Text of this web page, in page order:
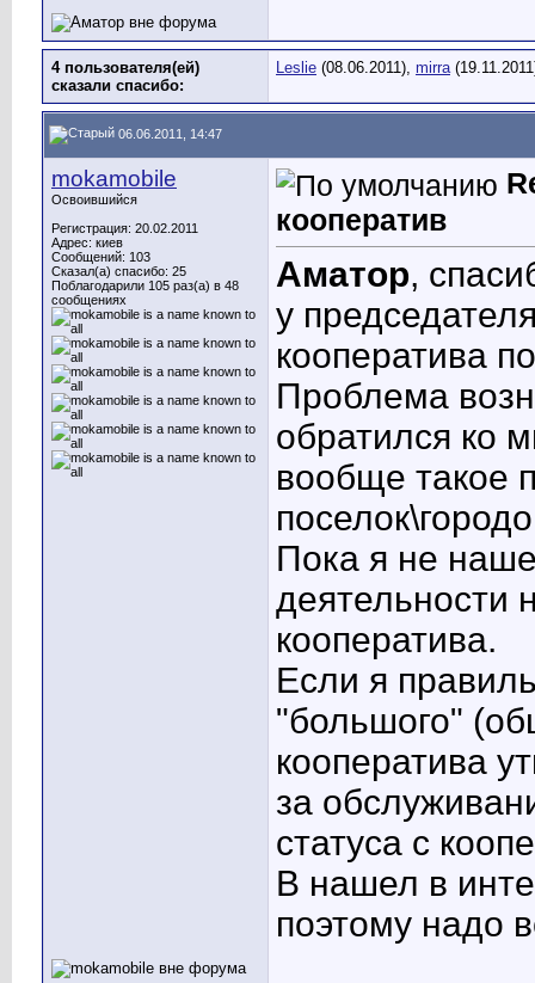
4 пользователя(ей)
сказали cпасибо:
Leslie (08.06.2011), mirra
06.06.2011, 14:47
mokamobile
Освоившийся
Регистрация: 20.02.2011
Адрес: киев
Сообщений: 103
Сказал(а) спасибо: 25
Поблагодарили 105 раз(а) в 48
сообщениях
кооператив
Аматор,
у
кооператива
Проблема
обратился ко
вообще такое
Пока я не
деятельности
кооператива.
Если я
"большого"
кооператива
за
статуса с
В нашел в
поэтому надо